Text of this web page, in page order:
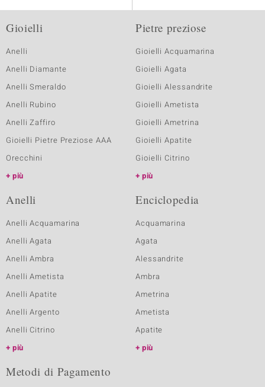
Gioielli
Anelli
Anelli Diamante
Anelli Smeraldo
Anelli Rubino
Anelli Zaffiro
Gioielli Pietre Preziose AAA
Orecchini
più
Pietre preziose
Gioielli Acquamarina
Gioielli Agata
Gioielli Alessandrite
Gioielli Ametista
Gioielli Ametrina
Gioielli Apatite
Gioielli Citrino
più
Anelli
Anelli Acquamarina
Anelli Agata
Anelli Ambra
Anelli Ametista
Anelli Apatite
Anelli Argento
Anelli Citrino
più
Enciclopedia
Acquamarina
Agata
Alessandrite
Ambra
Ametrina
Ametista
Apatite
più
Metodi di Pagamento